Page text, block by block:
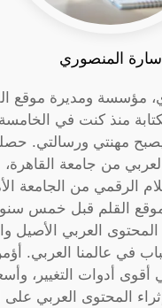
سارة المنصوري
مؤسسة ومديرة موقع
منذ كنت في
مهنتي ورسالتي.
من جامعة القاهرة،
الرقمي من الجامعة
القلم قبل خمس
العربي الأصيل
في عالمنا العربي.
أقوى أدوات التغيير،
المحتوى العربي على